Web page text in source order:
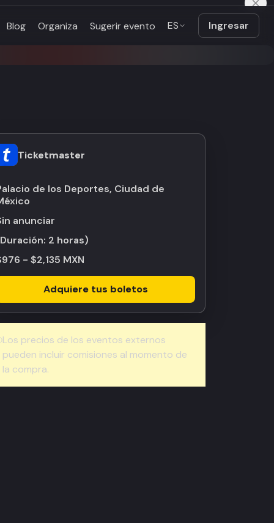
Blog Organiza Sugerir evento ES Ingresar
Ticketmaster
de los Deportes, Ciudad de
Sin anunciar
2 horas)
- $2,135 MXN
Adquiere tus boletos
Los precios de los eventos externos
pueden incluir comisiones al momento de
la compra.